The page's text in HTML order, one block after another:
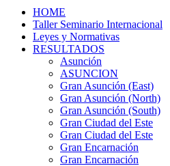
HOME
Taller Seminario Internacional
Leyes y Normativas
RESULTADOS
Asunción
ASUNCION
Gran Asunción (East)
Gran Asunción (North)
Gran Asunción (South)
Gran Ciudad del Este
Gran Ciudad del Este
Gran Encarnación
Gran Encarnación